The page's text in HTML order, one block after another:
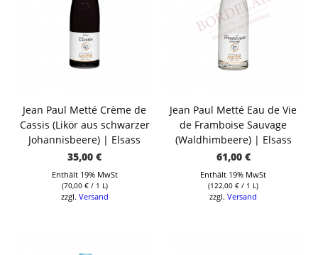
Jean Paul Metté Crème de
Cassis (Likör aus schwarzer
Johannisbeere) | Elsass
35,00€
Enthält 19% MwSt
(70,00 €/ 1 L)
zzgl. Versand
Jean Paul Metté Eau de Vie
de Framboise Sauvage
(Waldhimbeere) | Elsass
61,00 €
Enthält 19% MwSt
(122,00€ / 1 L)
zzgl.Versand